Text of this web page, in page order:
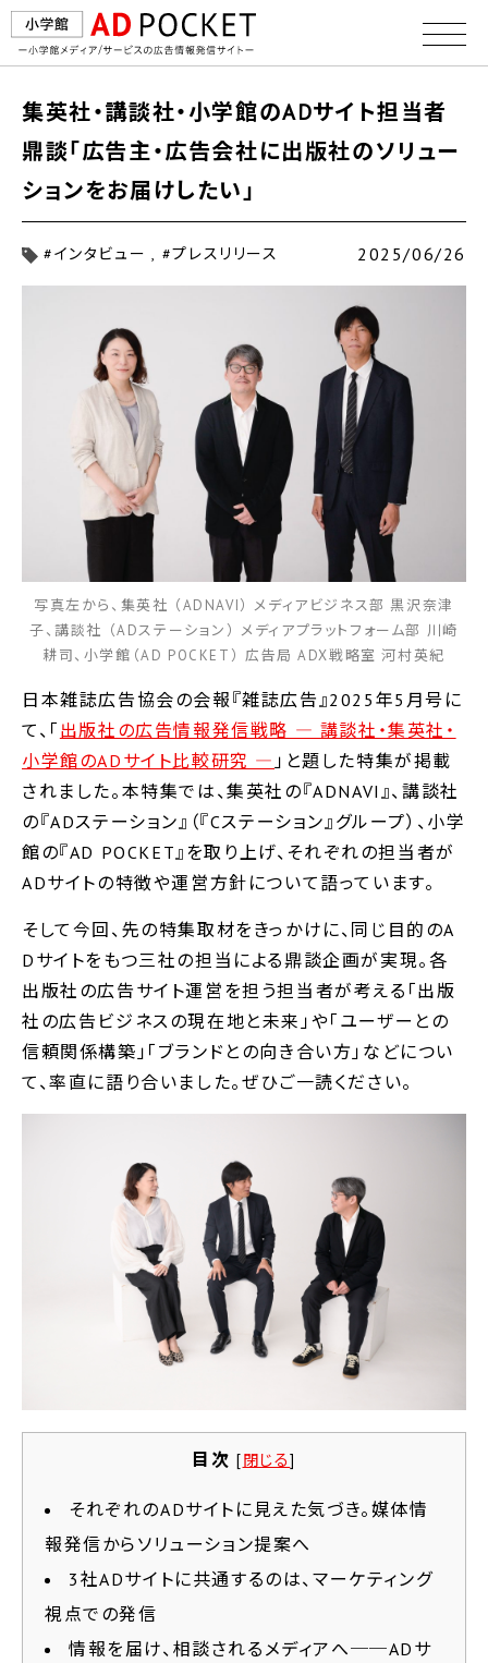
集英社・講談社・小学館のADサイト担当者
鼎談「広告主・広告会社に出版社のソリュー
ションをお届けしたい」
#インタビュー #プレスリリース 2025/06/26
写真左から、集英社 （ADNAVI） メディアビジネス部 黒沢奈津
子、講談社 （ADステーション） メディアプラットフォーム部 川崎
耕司、小学館（AD POCKET） 広告局 ADX戦略室 河村英紀
日本雑誌広告協会の会報『雑誌広告』2025年5月号に
て、「 出版社の広告情報発信戦略 ― 講談社・集英社・
小学館のADサイト比較研究 ―」と題した特集が掲載
されました。本特集では、集英社の『ADNAVI』、講談社
の『ADステーション』（『Cステーション』グループ）、小学
館の『AD POCKET』を取り上げ、それぞれの担当者が
ADサイトの特徴や運営方針について語っています。
そして今回、先の特集取材をきっかけに、同じ目的のA
Dサイトをもつ三社の担当による鼎談企画が実現。各
出版社の広告サイト運営を担う担当者が考える「出版
社の広告ビジネスの現在地と未来」や「ユーザーとの
信頼関係構築」「ブランドとの向き合い方」などについ
て、率直に語り合いました。ぜひご一読ください。
目次 [閉じる]
それぞれのADサイトに見えた気づき。媒体情
報発信からソリューション提案へ
3社ADサイトに共通するのは、マーケティング
視点での発信
情報を届け、相談されるメディアへ──ADサ